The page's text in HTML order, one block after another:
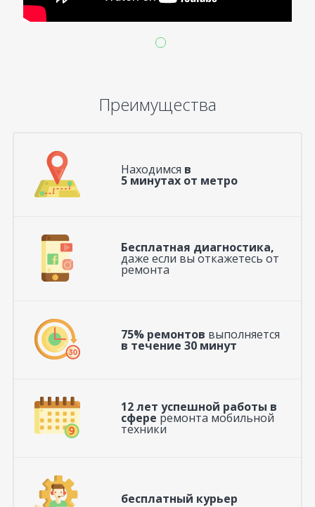
Преимущества
Находимся в
5 минутах от метро
Бесплатная диагностика,
даже если вы откажетесь от
ремонта
75% ремонтов выполняется
в течение 30 минут
12 лет успешной работы в
сфере ремонта мобильной
техники
бесплатный курьер